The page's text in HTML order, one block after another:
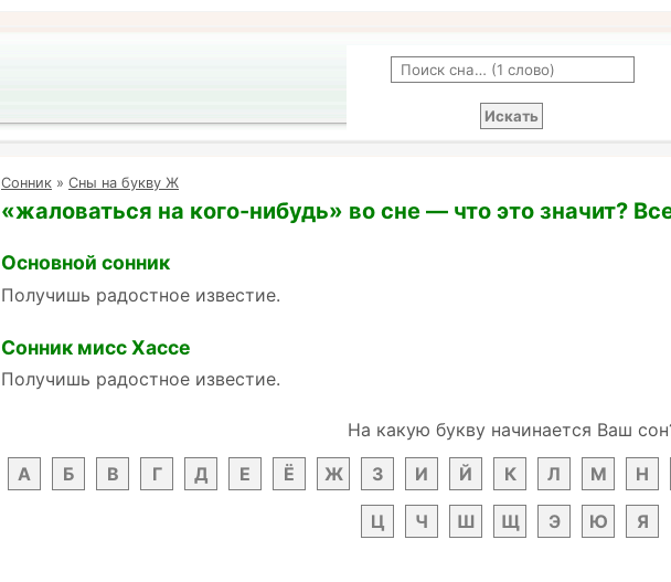
Cонник » Сны на букву Ж
«жаловаться на кого-нибудь» во сне — что это значит?
Основной сонник
Получишь радостное известие.
Сонник мисс Хассе
Получишь радостное известие.
На какую букву начинается Ваш
А
Б В Г Д Е Ё Ж З И Й К Л М Н
Ц Ч Ш Щ Э Ю Я